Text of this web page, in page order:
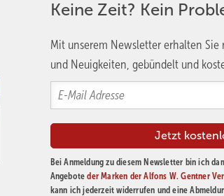
Keine Zeit? Kein
Mit unserem Newsletter erhalten
und Neuigkeiten, gebündelt und
Bei Anmeldung zu diesem Newsletter bin ich
Angeboteder Marken der Alfons W. Gentner
kann ich jederzeit widerrufen und eine